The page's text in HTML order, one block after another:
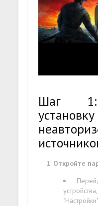
Шаг 1:
Откройте
"Настройки".